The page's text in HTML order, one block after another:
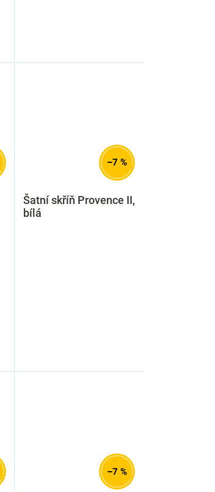
–7 %
Šatní skříň Provence II,
bílá
–7 %